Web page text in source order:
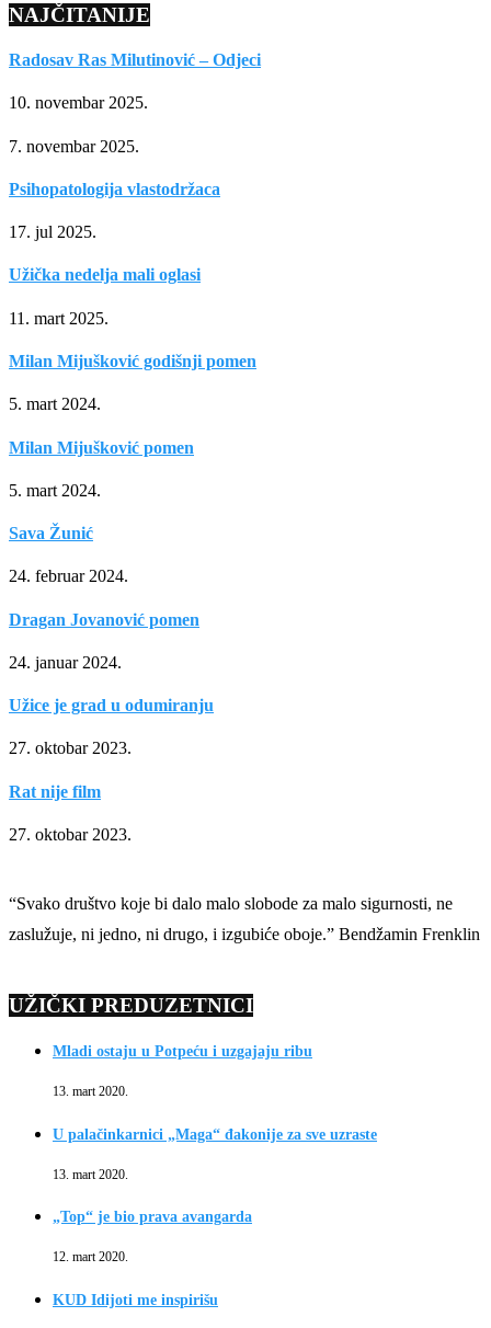
NAJČITANIJE
Radosav Ras Milutinović – Odjeci
10. novembar 2025.
7. novembar 2025.
Psihopatologija vlastodržaca
17. jul 2025.
Užička nedelja mali oglasi
11. mart 2025.
Milan Mijušković godišnji pomen
5. mart 2024.
Milan Mijušković pomen
5. mart 2024.
Sava Žunić
24. februar 2024.
Dragan Jovanović pomen
24. januar 2024.
Užice je grad u odumiranju
27. oktobar 2023.
Rat nije film
27. oktobar 2023.
“Svako društvo koje bi dalo malo slobode za malo sigurnosti, ne
zaslužuje, ni jedno, ni drugo, i izgubiće oboje.” Bendžamin Frenklin
UŽIČKI PREDUZETNICI
Mladi ostaju u Potpeću i uzgajaju ribu
13. mart 2020.
U palačinkarnici „Maga“ đakonije za sve uzraste
13. mart 2020.
„Top“ je bio prava avangarda
12. mart 2020.
KUD Idijoti me inspirišu